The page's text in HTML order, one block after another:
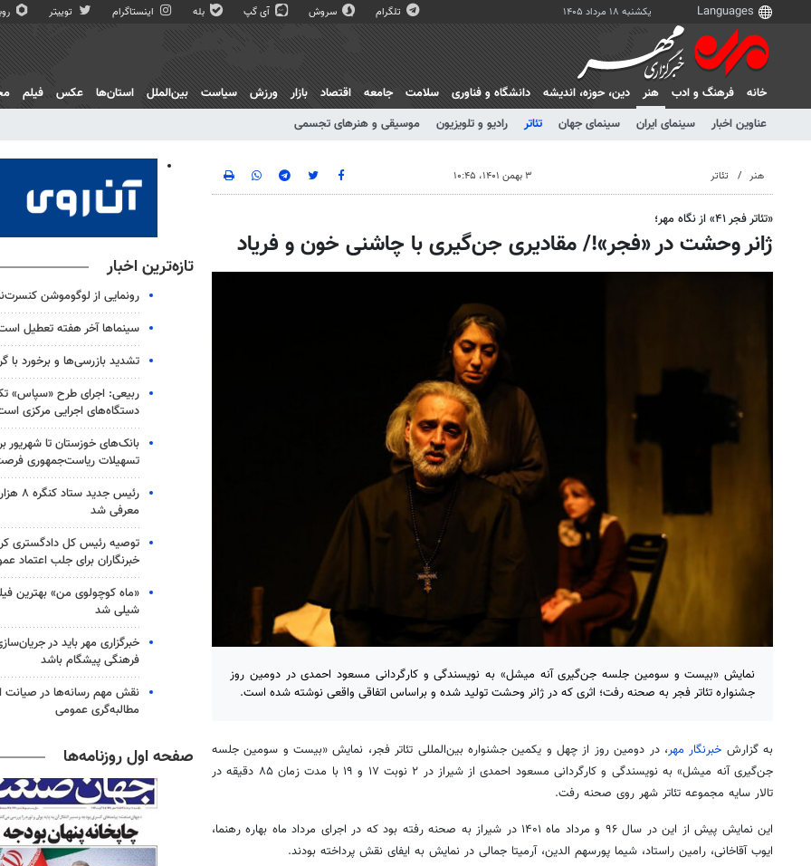
یکشنبه ۱۸ مرداد ۱۴۰۵ تلگرام سروش آی گپ بله اینستاگرام توییتر
خانه فرهنگ و ادب
هنر
عناوین اخبار
سینمای ایران سینمای جهان تئاتر رادیو و تلویزیون موسیقی و هنرهای تجسمی
دين، حوزه، انديشه دانشگاه و فناوری سلامت جامعه اقتصاد بازار ورزش سیاست بین‌الملل استان‌ها عکس فیلم
هنر تئاتر ۳ بهمن ۱۴۰۱، ۱۰:۴۵
«تئاتر فجر ۴۱» از نگاه مهر؛
ژانر وحشت در «فجر»!/ مقادیری جن‌گیری با چاشنی خون و فریاد
نمایش «بیست و سومین جلسه جن‌گیری آنه میشل» به نویسندگی و کارگردانی مسعود احمدی در دومین روز
جشنواره تئاتر فجر به صحنه رفت؛ اثری که در ژانر وحشت تولید شده و براساس اتفاقی واقعی نوشته شده است.
به گزارش خبرنگار مهر، در دومین روز از چهل و یکمین جشنواره بین‌المللی تئاتر فجر، نمایش «بیست و سومین جلسه
جن‌گیری آنه میشل» به نویسندگی و کارگردانی مسعود احمدی از شیراز در ۲ نوبت ۱۷ و ۱۹ با مدت زمان ۸۵ دقیقه در
تالار سایه مجموعه تئاتر شهر روی صحنه رفت.
این نمایش پیش از این در سال ۹۶ و مرداد ماه ۱۴۰۱ در شیراز به صحنه رفته بود که در اجرای مرداد ماه بهاره رهنما،
ایوب آقاخانی، رامین راستاد، شیما پورسهم الدین، آرمیتا جمالی در نمایش به ایفای نقش پرداخته بودند.
تازه‌ترین اخبار
رونمایی از لوگوموشن
سینماها آخر هفته تعطیل
تشدید بازرسی‌ها و برخورد با
ربیعی: اجرای طرح «سپاس»
دستگاه‌های اجرایی مرکزی
بانک‌های خوزستان تا شهریور
تسهیلات ریاست‌جمهوری
رئیس
معرفی شد
توصیه رئیس کل دادگستری
خبرنگاران برای جلب اعتماد
«ماه کوچولوی من» بهترین
شیلی شد
خبرگزاری مهر باید در
فرهنگی پیشگام باشد
نقش مهم رسانه‌ها در صیانت
مطالبه‌گری عمومی
صفحه اول روزنامه‌ها